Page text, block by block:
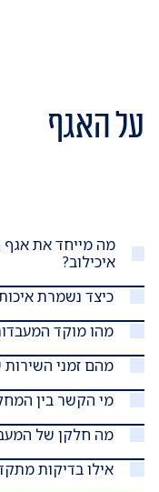
על האגף
מה מייחד את אגף
איכילוב?
כיצד נשמרת
מהו מוקד
מהם זמני
מי הקשר בין
מה חלקן של
אילו בדיקות